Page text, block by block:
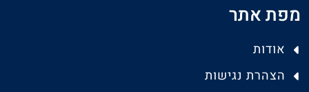
מפת אתר
אודות
הצהרת נגישות